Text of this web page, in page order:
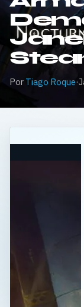
Por Tiago Roque·